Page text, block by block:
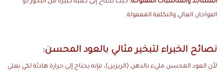
المساجد والمناسبات المفتوحة: حيث تحتاج إلى كمية كبيرة من البخور ذو
الفواحان العالي والتكلفة المعقولة.
نصائح الخبراء لتبخير مثالي بالعود المحسن:
لأن العود المحسن مليء بالدهن (الريزين)، فإنه يحتاج إلى حرارة هادئة لكي يغلي